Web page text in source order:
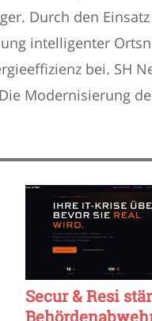
Durch den
intelligenter
bei. SH
Modernisierung
Secur & Resi